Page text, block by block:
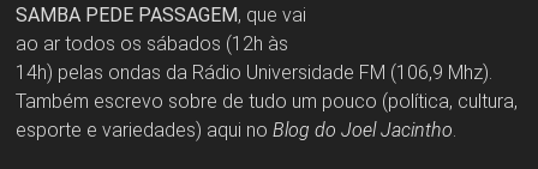
SAMBA PEDE PASSAGEM, que vai
ao ar todos os sábados (12h às
14h) pelas ondas da Rádio Universidade FM (106,9 Mhz).
Também escrevo sobre de tudo um pouco (política, cultura,
esporte e variedades) aqui no Blog do Joel Jacintho.